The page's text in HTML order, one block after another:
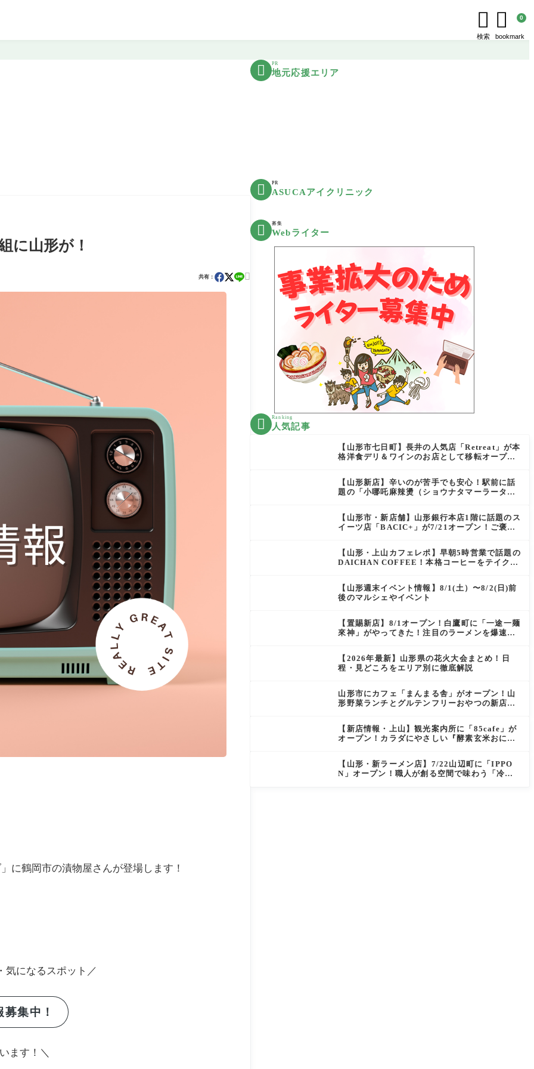

検索
 0
bookmark
に山形が！
共有： 
に鶴岡市の漬物屋さんが登場します！
気になるスポット／
集中！
ます！＼
 PR
地元応援エリア
 PR
ASUCAアイクリニック
 募集
Webライター
 Ranking
人気記事
【山形市七日町】長井の人気店「Retreat」が本
格洋食デリ＆ワインのお店として移転オープン
【山形新店】辛いのが苦手でも安心！駅前に話
題の「小哪吒麻辣燙（ショウナタマーラータ
【山形市・新店舗】山形銀行本店1階に話題のス
イーツ店「BACIC+」が7/21オープン！ご褒美
【山形・上山カフェレポ】早朝5時営業で話題の
DAICHAN COFFEE！本格コーヒーをテイクア
【山形週末イベント情報】8/1(土）〜8/2(日)前
後のマルシェやイベント
【置賜新店】8/1オープン！白鷹町に「一途一麺
來神」がやってきた！注目のラーメンを爆速実
【2026年最新】山形県の花火大会まとめ！日
程・見どころをエリア別に徹底解説
山形市にカフェ「まんまる舎」がオープン！山
形野菜ランチとグルテンフリーおやつの新店情
【新店情報・上山】観光案内所に「85cafe」が
オープン！カラダにやさしい『酵素玄米おにぎ
【山形・新ラーメン店】7/22山辺町に「IPPO
N」オープン！職人が創る空間で味わう「冷た